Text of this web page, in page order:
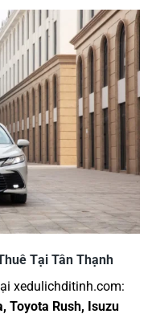
Tại Tân Thạnh
xedulichditinh.com:
Toyota Rush, Isuzu